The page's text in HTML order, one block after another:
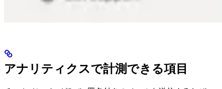
アナリティクスで計測できる項目